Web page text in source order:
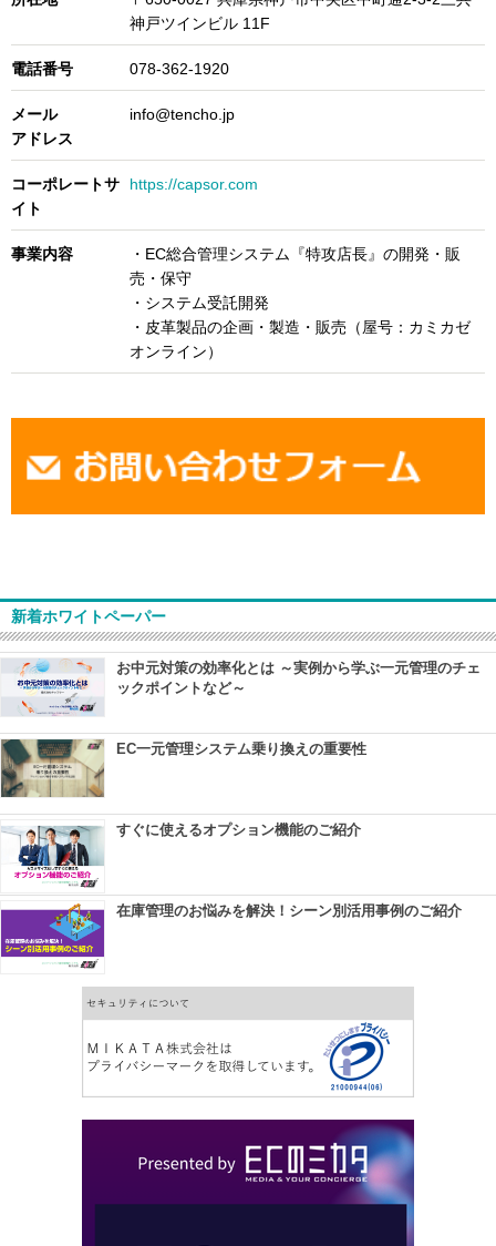
神戸ツインビル 11F
電話番号 078-362-1920
メール
アドレス
info@tencho.jp
コーポレートサ
イト
https://capsor.com
事業内容
・EC総合管理システム『特攻店長』の開発・販
売・保守
・システム受託開発
・皮革製品の企画・製造・販売（屋号：カミカゼ
オンライン）
新着ホワイトペーパー
お中元対策の効率化とは ～実例から学ぶ一元管理のチェ
ックポイントなど～
EC一元管理システム乗り換えの重要性
すぐに使えるオプション機能のご紹介
在庫管理のお悩みを解決！シーン別活用事例のご紹介